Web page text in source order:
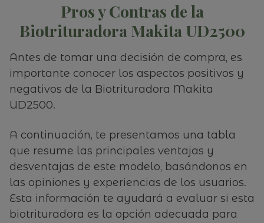
Pros y Contras de la
Biotrituradora Makita UD2500
Antes de tomar una decisión de compra, es
importante conocer los aspectos positivos y
negativos de la Biotrituradora Makita
UD2500.
A continuación, te presentamos una tabla
que resume las principales ventajas y
desventajas de este modelo, basándonos en
las opiniones y experiencias de los usuarios.
Esta información te ayudará a evaluar si esta
biotrituradora es la opción adecuada para